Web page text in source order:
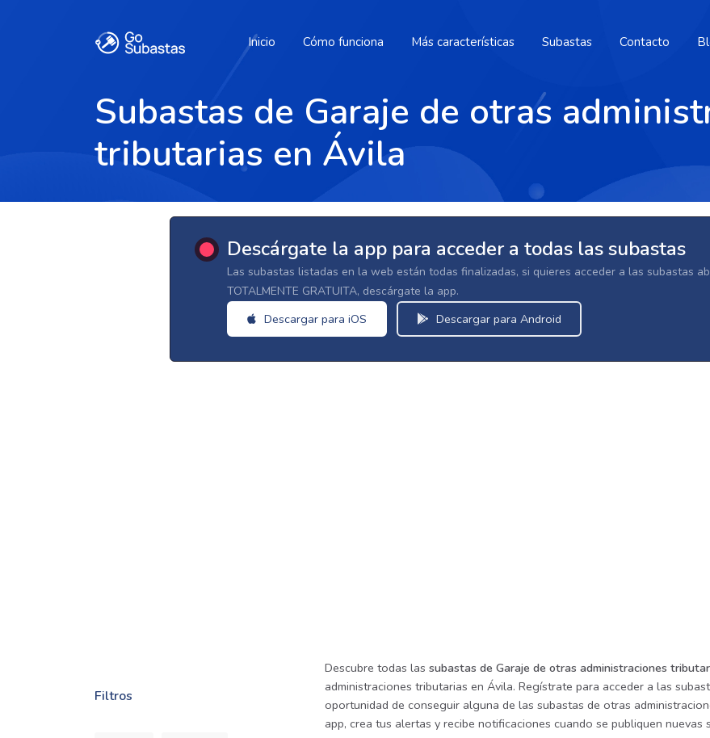
Inicio Cómo funciona Más características Subastas Contacto
Subastas de Garaje de otras
tributarias en Ávila
Descárgate la app para acceder a todas las subastas
Las subastas listadas en la web están todas finalizadas, si quieres acceder a las subastas
TOTALMENTE GRATUITA, descárgate la app.
Descargar para iOS Descargar para Android
Filtros
Descubre todas las subastas de Garaje de otras administraciones
administraciones tributarias en Ávila. Regístrate para acceder a las
oportunidad de conseguir alguna de las subastas de otras
app, crea tus alertas y recibe notificaciones cuando se publiquen nuevas